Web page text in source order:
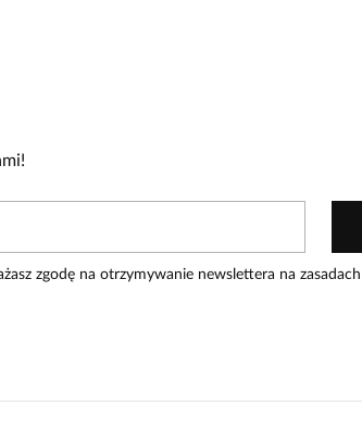
zgodę na otrzymywanie newslettera na